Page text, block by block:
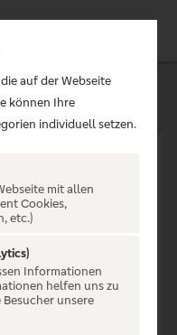
NICHT
auf der Webseite
können Ihre
individuell setzen.
mit allen
Cookies,
etc.)
Informationen
helfen uns zu
unsere